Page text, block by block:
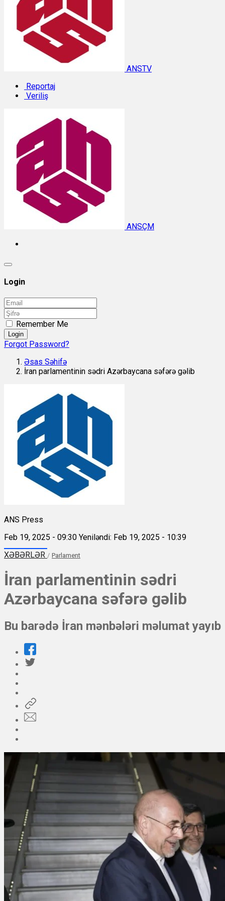
ANSTV
Reportaj
Veriliş
ANSÇM
Login
Remember Me
Login
Forgot Password?
Əsas Səhifə
İran parlamentinin sədri Azərbaycana səfərə gəlib
ANS Press
Feb 19, 2025 - 09:30 Yeniləndi: Feb 19, 2025 - 10:39
XƏBƏRLƏR / Parlament
İran parlamentinin sədri
Azərbaycana səfərə gəlib
Bu barədə İran mənbələri məlumat yayıb